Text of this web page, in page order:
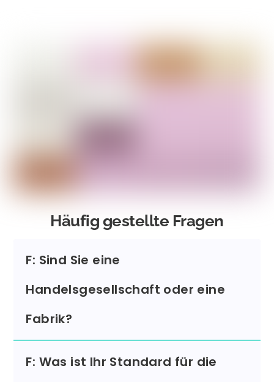
Häufig gestellte Fragen
F: Sind Sie eine
Handelsgesellschaft oder eine
Fabrik?
F: Was ist Ihr Standard für die